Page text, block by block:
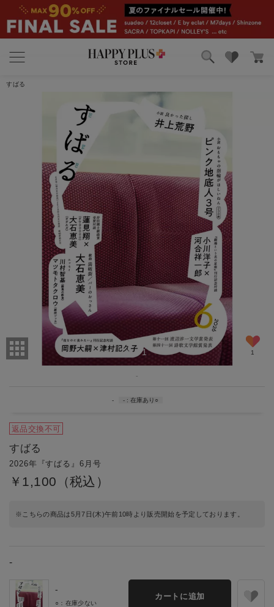
雑誌掲載アイテム
特集
すばる
返品交換不可
1/1 1
-
- - 在庫あり ○
すばる
2026年『すばる』6月号
￥1,100（税込）
※こちらの商品は5月7日(木)午前10時より販売開始を予定しております。
-
-
○：在庫少ない
カートに追加